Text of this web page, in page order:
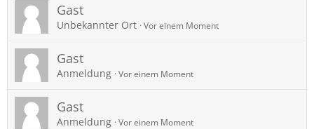
Gast
Unbekannter Ort Vor einem Moment
Gast
Anmeldung Vor einem Moment
Gast
Anmeldung Vor einem Moment